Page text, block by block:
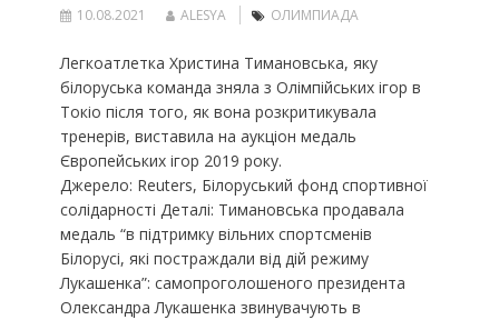
10.08.2021 ALESYA ОЛИМПИАДА
Легкоатлетка Христина Тимановська, яку
білоруська команда зняла з Олімпійських ігор в
Токіо після того, як вона розкритикувала
тренерів, виставила на аукціон медаль
Європейських ігор 2019 року.
Джерело: Reuters, Білоруський фонд спортивної
солідарності Деталі: Тимановська продавала
медаль “в ​​підтримку вільних спортсменів
Білорусі, які постраждали від дій режиму
Лукашенка”: самопроголошеного президента
Олександра Лукашенка звинувачують в